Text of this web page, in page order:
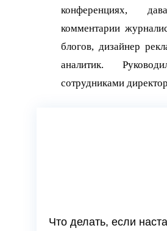
конференциях,
комментарии
блогов, дизайнер
аналитик.
сотрудниками
Что делать, если